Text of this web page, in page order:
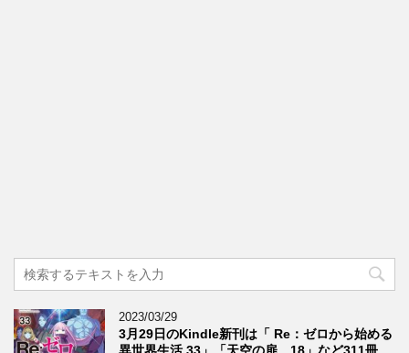
2023/03/29
3月29日のKindle新刊は「 Re：ゼロから始める